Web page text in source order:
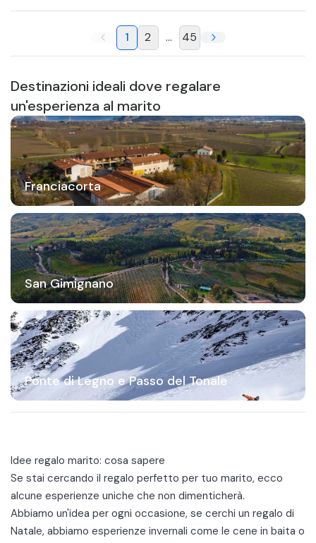
1 2 ... 45
Destinazioni ideali dove regalare
un'esperienza al marito
Franciacorta
San Gimignano
Ponte di Legno e Passo del Tonale
Idee regalo marito: cosa sapere
Se stai cercando il regalo perfetto per tuo marito, ecco
alcune esperienze uniche che non dimenticherà.
Abbiamo un'idea per ogni occasione, se cerchi un regalo di
Natale, abbiamo esperienze invernali come le cene in baita o